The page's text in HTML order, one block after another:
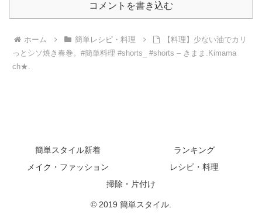
コメントを書き込む
ホーム 簡単レシピ・料理
【料理】少ない油でカリ
っとシソ焼き春巻。#簡単料理 #shorts_ #shorts – きまま.Kimama
ch★.
簡単スタイル新着
ランキング
メイク・ファッション
レシピ・料理
掃除・片付け
© 2019 簡単スタイル.